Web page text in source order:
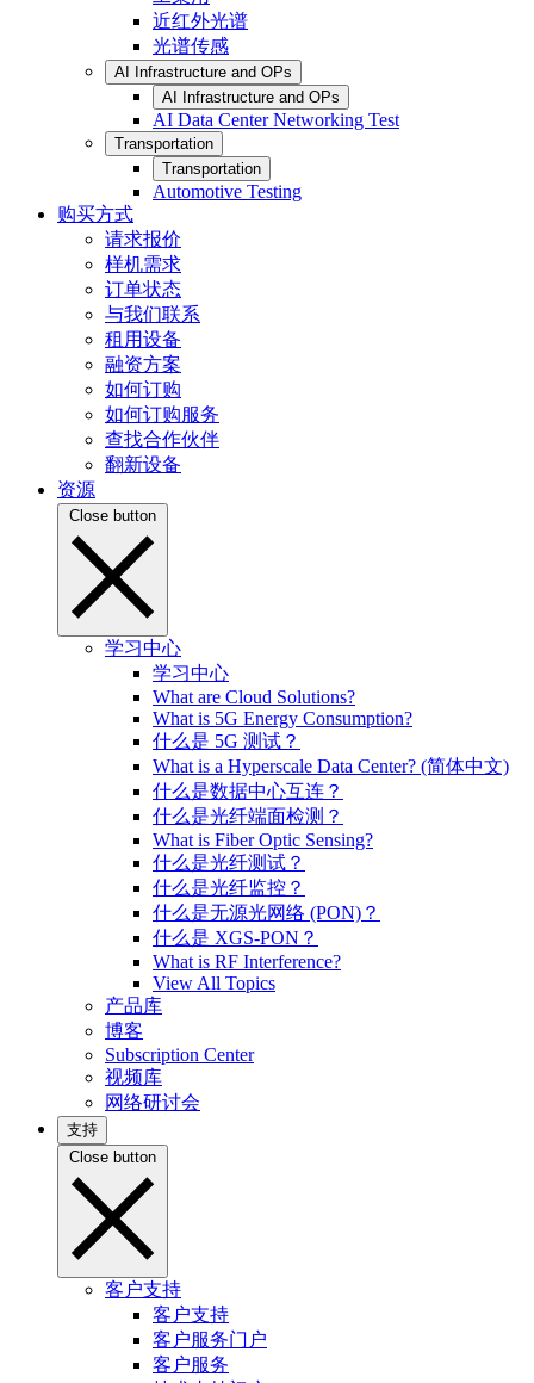
近红外光谱
光谱传感
AI Infrastructure and OPs
AI Infrastructure and OPs
AI Data Center Networking Test
Transportation
Transportation
Automotive Testing
购买方式
请求报价
样机需求
订单状态
与我们联系
租用设备
融资方案
如何订购
如何订购服务
查找合作伙伴
翻新设备
资源
Close button
学习中心
学习中心
What are Cloud Solutions?
What is 5G Energy Consumption?
什么是 5G 测试？
What is a Hyperscale Data Center? (简体中文)
什么是数据中心互连？
什么是光纤端面检测？
What is Fiber Optic Sensing?
什么是光纤测试？
什么是光纤监控？
什么是无源光网络 (PON)？
什么是 XGS-PON？
What is RF Interference?
View All Topics
产品库
博客
Subscription Center
视频库
网络研讨会
支持
Close button
客户支持
客户支持
客户服务门户
客户服务